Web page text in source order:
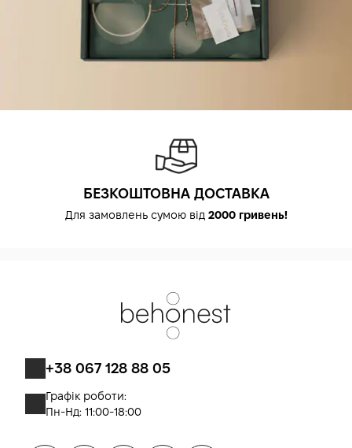
БЕЗКОШТОВНА ДОСТАВКА
Для замовлень сумою від 2000 гривень!
+38 067 128 88 05
Графік роботи:
Пн-Нд: 11:00-18:00